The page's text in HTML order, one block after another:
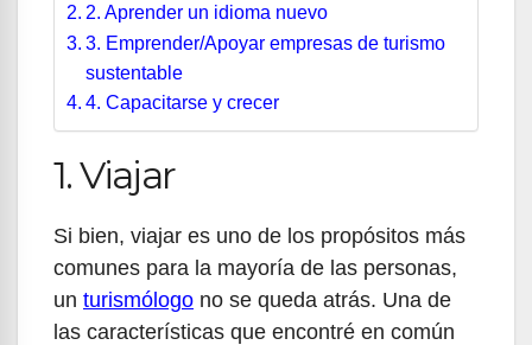
2. Aprender un idioma nuevo
3. Emprender/Apoyar empresas de turismo
sustentable
4. Capacitarse y crecer
1. Viajar
Si bien, viajar es uno de los propósitos más
comunes para la mayoría de las personas,
un turismólogo no se queda atrás. Una de
las características que encontré en común